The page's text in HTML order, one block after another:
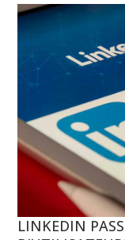
LINKEDIN